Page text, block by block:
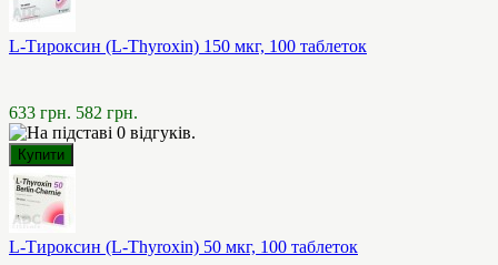
L-Тироксин (L-Thyroxin) 150 мкг, 100 таблеток
633 грн. 582 грн.
L-Тироксин (L-Thyroxin) 50 мкг, 100 таблеток